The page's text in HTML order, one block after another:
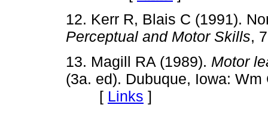
12. Kerr R, Blais C (1991).
Perceptual and Motor Skills,
13. Magill RA (1989). Motor
(3a. ed). Dubuque, Iowa:
[ Links ]